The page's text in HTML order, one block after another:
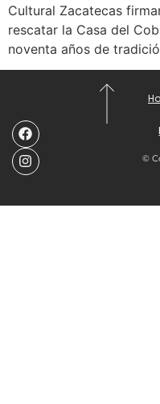
Cultural Zacatecas
rescatar la Casa del
noventa años de
©